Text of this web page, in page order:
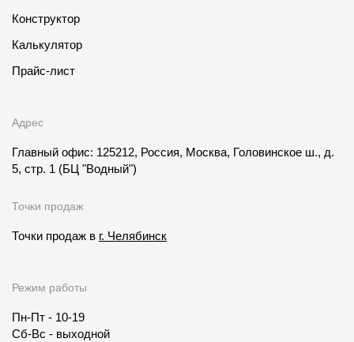
Конструктор
Калькулятор
Прайс-лист
Адрес
Главный офис: 125212, Россия, Москва, Головинское ш., д.
5, стр. 1 (БЦ "Водный")
Точки продаж
Точки продаж в г. Челябинск
Режим работы
Пн-Пт - 10-19
Сб-Вс - выходной